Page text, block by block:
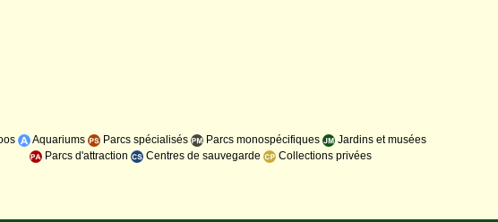
Aquariums Parcs spécialisés Parcs monospécifiques
Jardins et musées
Parcs d'attraction
Centres de sauvegarde Collections privées